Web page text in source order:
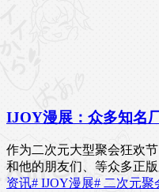
IJOY漫展：众多知名
作为二次元大型聚会狂欢
和他的朋友们、等众多正
资讯# IJOY漫展# 二次元聚